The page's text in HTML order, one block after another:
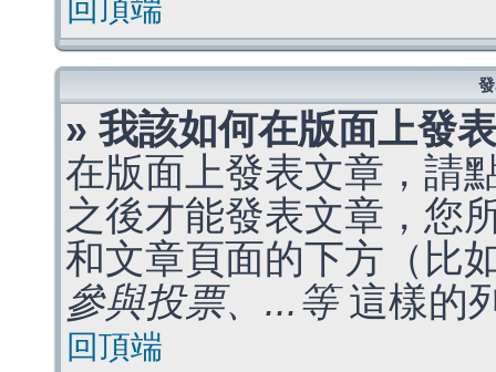
回頂端
» 我該如何在版面上發
在版面上發表文章，請
之後才能發表文章，您
和文章頁面的下方（比
參與投票、...等這樣的
回頂端